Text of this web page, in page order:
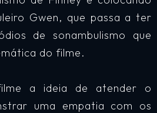
Gwen, que passa a ter
de sonambulismo que
do filme.
a ideia de atender o
uma empatia com os